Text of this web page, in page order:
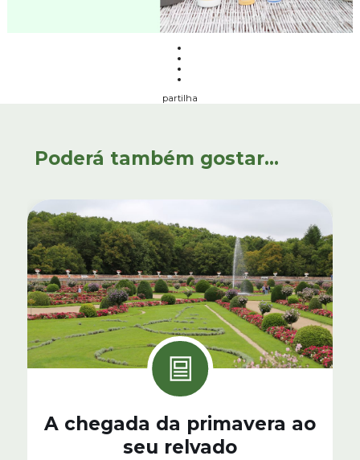
partilha
Poderá também gostar...
A chegada da primavera ao
seu relvado